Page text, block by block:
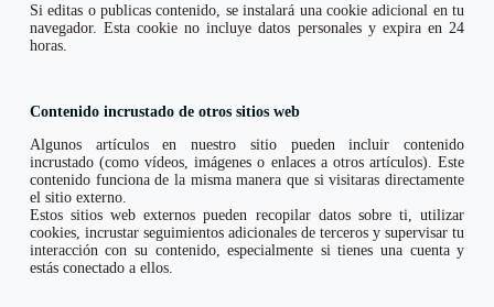
Si editas o publicas contenido, se instalará una cookie adicional en tu
navegador. Esta cookie no incluye datos personales y expira en 24
horas.
Contenido incrustado de otros sitios web
Algunos artículos en nuestro sitio pueden incluir contenido
incrustado (como vídeos, imágenes o enlaces a otros artículos). Este
contenido funciona de la misma manera que si visitaras directamente
el sitio externo.
Estos sitios web externos pueden recopilar datos sobre ti, utilizar
cookies, incrustar seguimientos adicionales de terceros y supervisar tu
interacción con su contenido, especialmente si tienes una cuenta y
estás conectado a ellos.